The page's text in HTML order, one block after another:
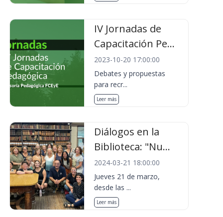
IV Jornadas de
Capacitación Pe...
2023-10-20 17:00:00
Debates y propuestas
para recr...
Leer más
Diálogos en la
Biblioteca: "Nu...
2024-03-21 18:00:00
Jueves 21 de marzo,
desde las ...
Leer más